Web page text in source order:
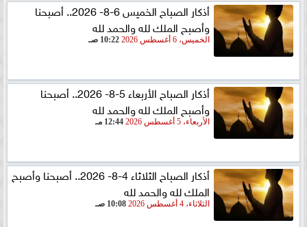
أذكار الصباح الخميس 6-8- 2026.. أصبحنا
وأصبح الملك لله والحمد لله
الخميس، 6 أغسطس 2026 10:22 صـ
أذكار الصباح الأربعاء 5-8- 2026.. أصبحنا
وأصبح الملك لله والحمد لله
الأربعاء، 5 أغسطس 2026 12:44 مـ
أذكار الصباح الثلاثاء 4-8- 2026.. أصبحنا وأصبح
الملك لله والحمد لله
الثلاثاء، 4 أغسطس 2026 10:08 صـ